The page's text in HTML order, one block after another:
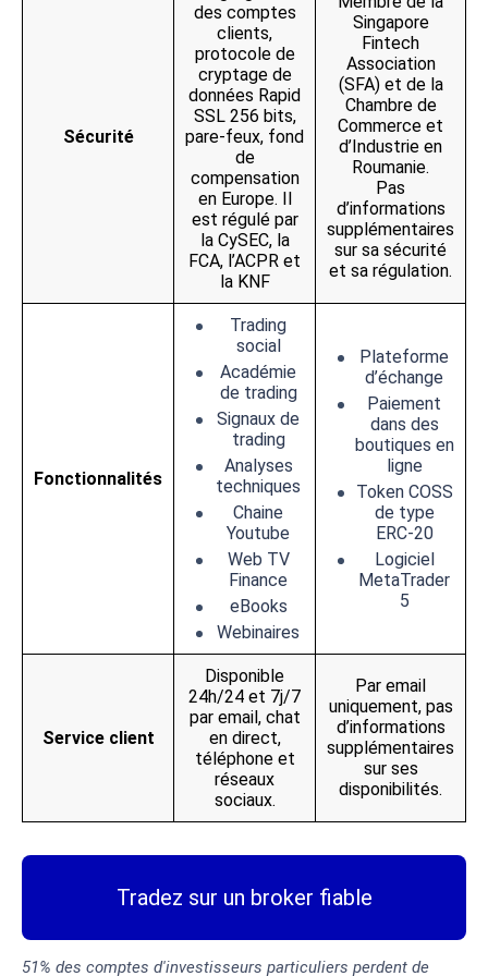
Sécurité
des comptes
clients,
protocole de
cryptage de
données Rapid
SSL 256 bits,
pare-feux, fond
de
compensation
en Europe. Il
est régulé par
la CySEC, la
FCA, l’ACPR et
la KNF
Singapore
Fintech
Association
(SFA) et de la
Chambre de
Commerce et
d’Industrie en
Roumanie.
Pas
d’informations
supplémentaires
sur sa sécurité
et sa régulation.
Fonctionnalités
Trading
social
Académie
de trading
Signaux de
trading
Analyses
techniques
Chaine
Youtube
Web TV
Finance
eBooks
Webinaires
Plateforme
d’échange
Paiement
dans des
boutiques en
ligne
Token COSS
de type
ERC-20
Logiciel
MetaTrader
5
Service client
Disponible
24h/24 et 7j/7
par email, chat
en direct,
téléphone et
réseaux
sociaux.
Par email
uniquement, pas
d’informations
supplémentaires
sur ses
disponibilités.
Tradez sur un broker fiable
51% des comptes d'investisseurs particuliers perdent de